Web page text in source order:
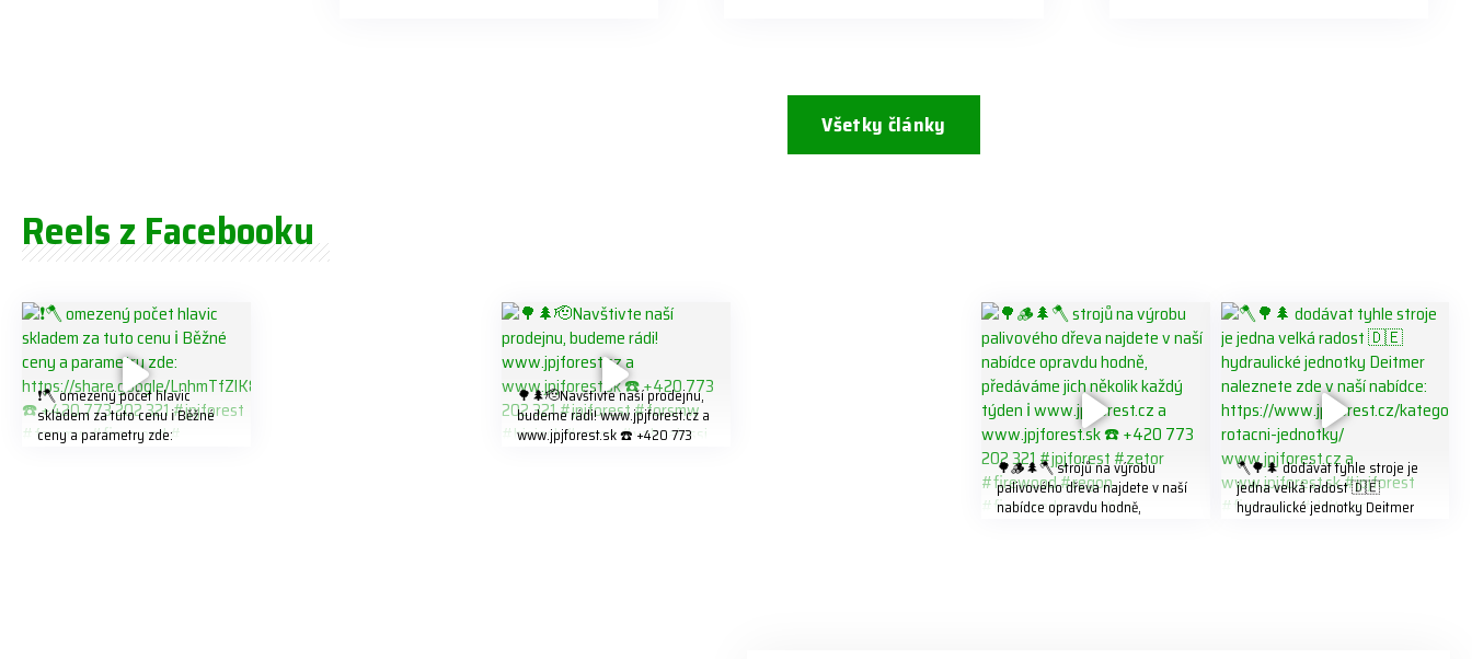
Všetky články
Reels z Facebooku
❗️🪓 omezený počet hlavic
skladem za tuto cenu ℹ️ Běžné
ceny a parametry zde:
🌳🌲🫡Navštivte naší prodejnu,
budeme rádi! www.jpjforest.cz a
www.jpjforest.sk ☎️ +420 773
🌳🪵🌲🪓 strojů na výrobu
palivového dřeva najdete v naší
nabídce opravdu hodně,
🪓🌳🌲 dodávat tyhle stroje je
jedna velká radost 🇩🇪
hydraulické jednotky Deitmer